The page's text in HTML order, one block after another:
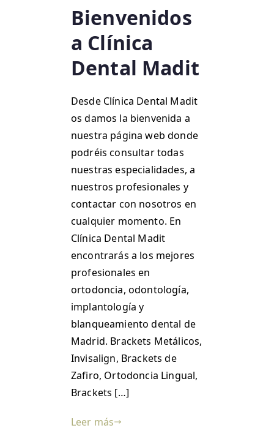
Bienvenidos
a Clínica
Dental Madit
Desde Clínica Dental Madit
os damos la bienvenida a
nuestra página web donde
podréis consultar todas
nuestras especialidades, a
nuestros profesionales y
contactar con nosotros en
cualquier momento. En
Clínica Dental Madit
encontrarás a los mejores
profesionales en
ortodoncia, odontología,
implantología y
blanqueamiento dental de
Madrid. Brackets Metálicos,
Invisalign, Brackets de
Zafiro, Ortodoncia Lingual,
Brackets […]
Leer más